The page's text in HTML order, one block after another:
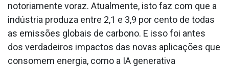
notoriamente voraz. Atualmente, isto faz com que a
indústria produza entre 2,1 e 3,9 por cento de todas
as emissões globais de carbono. E isso foi antes
dos verdadeiros impactos das novas aplicações que
consomem energia, como a IA generativa